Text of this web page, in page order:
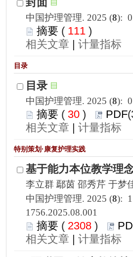
):
111 )
|
):
30 )
|
1756.2025.08.001
2308 )
|